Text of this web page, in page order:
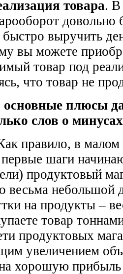
товара. В
выручить
вы можете
товар под
что товар не
плюсы
слов о
правило, в
первые шаги
продуктовый
весьма небольшой
на продукты –
товар
продуктовых
увеличением
хорошую